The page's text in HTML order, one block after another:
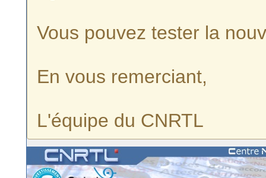
Vous pouvez tester la
En vous remerciant,
L'équipe du CNRTL